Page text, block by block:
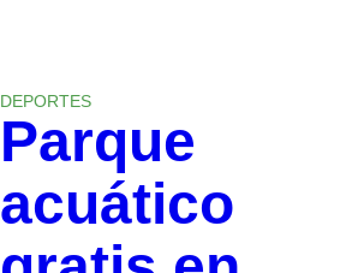
DEPORTES
Parque
acuático